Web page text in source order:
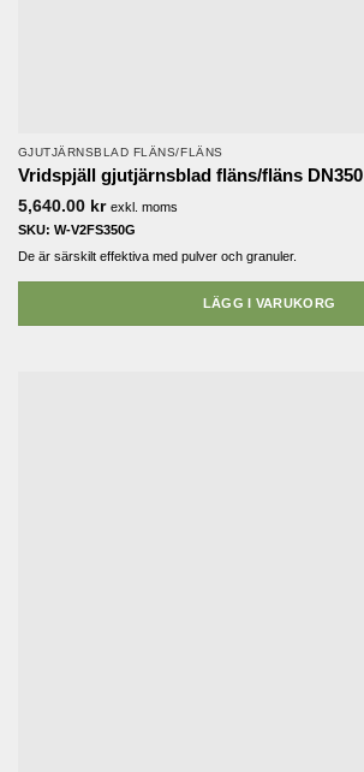
GJUTJÄRNSBLAD FLÄNS/FLÄNS
Vridspjäll gjutjärnsblad fläns/fläns DN350
5,640.00 kr exkl. moms
SKU: W-V2FS350G
De är särskilt effektiva med pulver och granuler.
LÄGG I VARUKORG